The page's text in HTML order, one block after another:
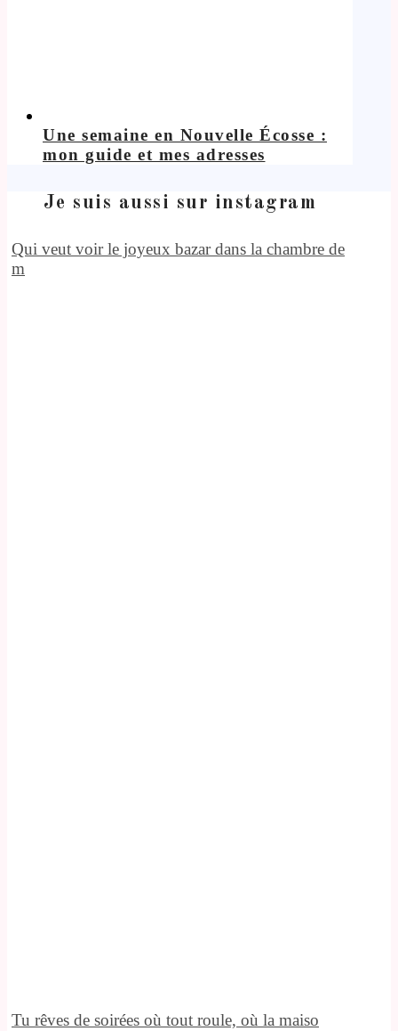
Une semaine en Nouvelle Écosse :
mon guide et mes adresses
Je suis aussi sur instagram
Qui veut voir le joyeux bazar dans la chambre de
m
Tu rêves de soirées où tout roule, où la maiso